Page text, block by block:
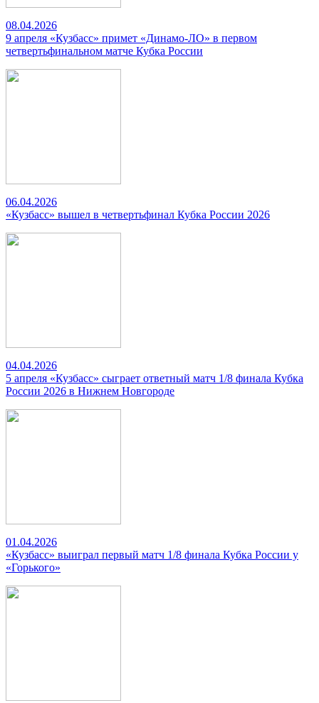
08.04.2026
9 апреля «Кузбасс» примет «Динамо-ЛО» в первом
четвертьфинальном матче Кубка России
06.04.2026
«Кузбасс» вышел в четвертьфинал Кубка России 2026
04.04.2026
5 апреля «Кузбасс» сыграет ответный матч 1/8 финала Кубка
России 2026 в Нижнем Новгороде
01.04.2026
«Кузбасс» выиграл первый матч 1/8 финала Кубка России у
«Горького»